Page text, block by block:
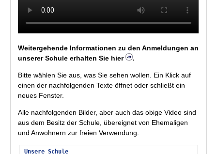
Weitergehende Informationen zu den Anmeldungen an
unserer Schule erhalten Sie hier
.
Bitte wählen Sie aus, was Sie sehen wollen. Ein Klick auf
einen der nachfolgenden Texte öffnet oder schließt ein
neues Fenster.
Alle nachfolgenden Bilder, aber auch das obige Video sind
aus dem Besitz der Schule, übereignet von Ehemaligen
und Anwohnern zur freien Verwendung.
Unsere Schule